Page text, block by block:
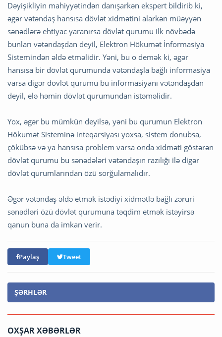
Dəyişikliyin mahiyyətindən danışarkən ekspert bildirib ki,
əgər vətəndaş hansısa dövlət xidmətini alarkən müəyyən
sənədlərə ehtiyac yaranırsa dövlət qurumu ilk növbədə
bunları vətəndaşdan deyil, Elektron Hökumət İnformasiya
Sistemindən əldə etməlidir. Yəni, bu o demək ki, əgər
hansısa bir dövlət qurumunda vətəndaşla bağlı informasiya
varsa digər dövlət qurumu bu informasiyanı vətəndaşdan
deyil, elə həmin dövlət qurumundan istəməlidir.
Yox, əgər bu mümkün deyilsə, yəni bu qurumun Elektron
Hökumət Sisteminə inteqarsiyası yoxsa, sistem donubsa,
çökübsə və ya hansısa problem varsa onda xidməti göstərən
dövlət qurumu bu sənədələri vətəndaşın razılığı ilə digər
dövlət qurumlarından özü sorğulamalıdır.
Əgər vətəndaş əldə etmək istədiyi xidmətlə bağlı zəruri
sənədləri özü dövlət qurumuna təqdim etmək istəyirsə
qanun buna da imkan verir.
Paylaş Tweet
ŞƏRHLƏR
OXŞAR XƏBƏRLƏR